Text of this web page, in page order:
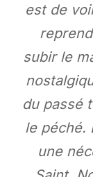
est de
subir le
du passé
le péché.
une